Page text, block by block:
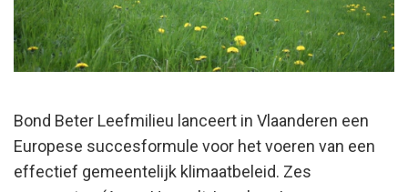
Bond Beter Leefmilieu lanceert in Vlaanderen een
Europese succesformule voor het voeren van een
effectief gemeentelijk klimaatbeleid. Zes